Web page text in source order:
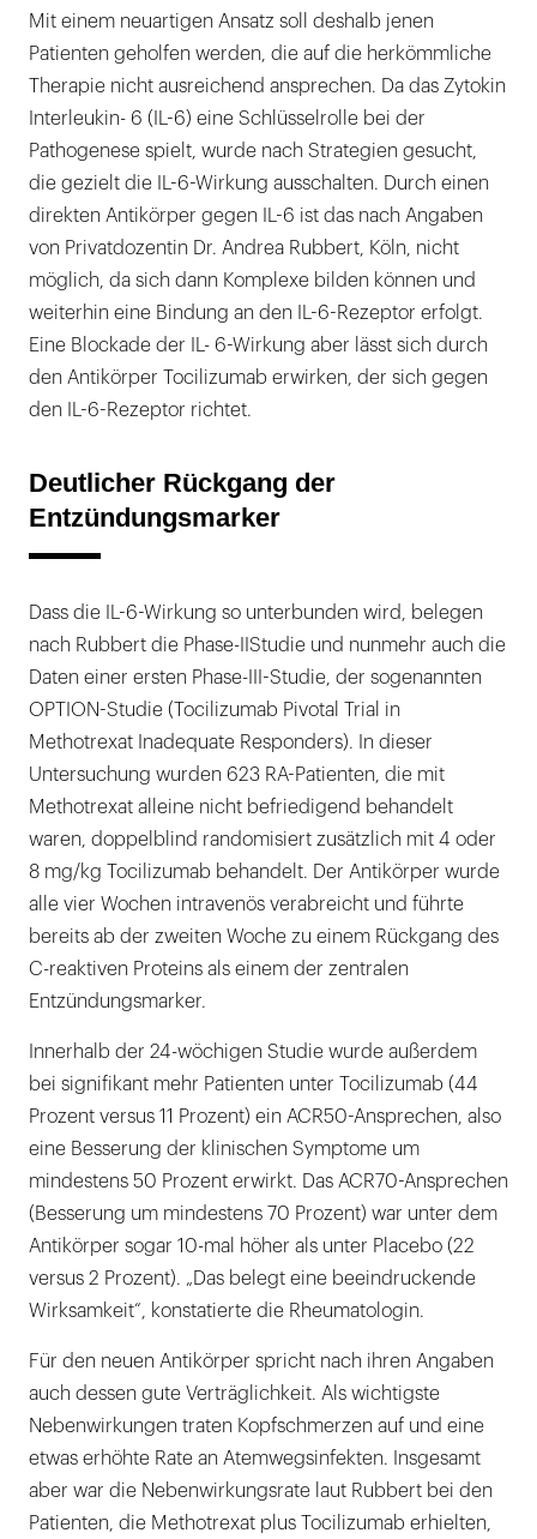
Mit einem neuartigen Ansatz soll deshalb jenen
Patienten geholfen werden, die auf die herkömmliche
Therapie nicht ausreichend ansprechen. Da das Zytokin
Interleukin- 6 (IL-6) eine Schlüsselrolle bei der
Pathogenese spielt, wurde nach Strategien gesucht,
die gezielt die IL-6-Wirkung ausschalten. Durch einen
direkten Antikörper gegen IL-6 ist das nach Angaben
von Privatdozentin Dr. Andrea Rubbert, Köln, nicht
möglich, da sich dann Komplexe bilden können und
weiterhin eine Bindung an den IL-6-Rezeptor erfolgt.
Eine Blockade der IL- 6-Wirkung aber lässt sich durch
den Antikörper Tocilizumab erwirken, der sich gegen
den IL-6-Rezeptor richtet.
Deutlicher Rückgang der
Entzündungsmarker
Dass die IL-6-Wirkung so unterbunden wird, belegen
nach Rubbert die Phase-IIStudie und nunmehr auch die
Daten einer ersten Phase-III-Studie, der sogenannten
OPTION-Studie (Tocilizumab Pivotal Trial in
Methotrexat Inadequate Responders). In dieser
Untersuchung wurden 623 RA-Patienten, die mit
Methotrexat alleine nicht befriedigend behandelt
waren, doppelblind randomisiert zusätzlich mit 4 oder
8 mg/kg Tocilizumab behandelt. Der Antikörper wurde
alle vier Wochen intravenös verabreicht und führte
bereits ab der zweiten Woche zu einem Rückgang des
C-reaktiven Proteins als einem der zentralen
Entzündungsmarker.
Innerhalb der 24-wöchigen Studie wurde außerdem
bei signifikant mehr Patienten unter Tocilizumab (44
Prozent versus 11 Prozent) ein ACR50-Ansprechen, also
eine Besserung der klinischen Symptome um
mindestens 50 Prozent erwirkt. Das ACR70-Ansprechen
(Besserung um mindestens 70 Prozent) war unter dem
Antikörper sogar 10-mal höher als unter Placebo (22
versus 2 Prozent). „Das belegt eine beeindruckende
Wirksamkeit“, konstatierte die Rheumatologin.
Für den neuen Antikörper spricht nach ihren Angaben
auch dessen gute Verträglichkeit. Als wichtigste
Nebenwirkungen traten Kopfschmerzen auf und eine
etwas erhöhte Rate an Atemwegsinfekten. Insgesamt
aber war die Nebenwirkungsrate laut Rubbert bei den
Patienten, die Methotrexat plus Tocilizumab erhielten,